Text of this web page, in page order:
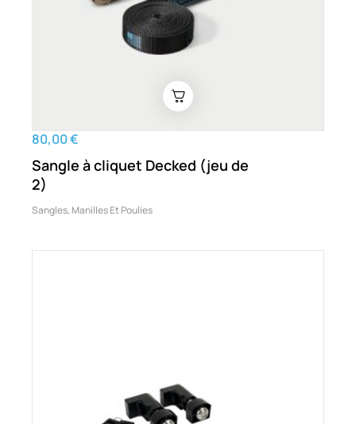
80,00 €
Sangle à cliquet Decked (jeu de
2)
Sangles, Manilles Et Poulies